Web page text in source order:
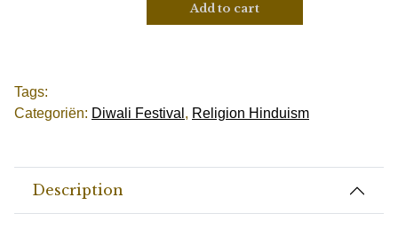
Add to cart
Tags:
Categoriën: Diwali Festival , Religion Hinduism
Description